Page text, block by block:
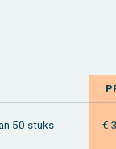
50 stuks €